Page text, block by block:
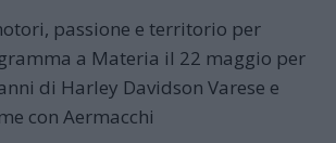
passione e territorio per
a Materia il 22 maggio per
di Harley Davidson Varese e
con Aermacchi